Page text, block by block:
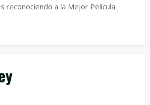
reconociendo a la Mejor Película